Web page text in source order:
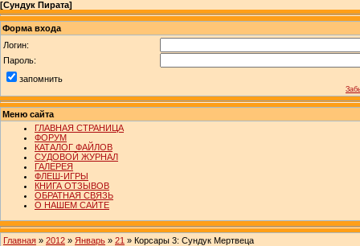
[Сундук Пирата]
Форма входа
Логин:
Пароль:
запомнить
Меню сайта
ГЛАВНАЯ СТРАНИЦА
ФОРУМ
КАТАЛОГ ФАЙЛОВ
СУДОВОЙ ЖУРНАЛ
ГАЛЕРЕЯ
ФЛЕШ-ИГРЫ
КНИГА ОТЗЫВОВ
ОБРАТНАЯ СВЯЗЬ
О НАШЕМ САЙТЕ
Главная » 2012 » Январь » 21 » Корсары 3: Сундук Мертвеца